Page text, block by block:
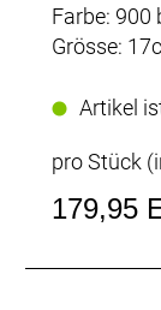
Farbe: 900
Grösse:
Artikel
pro Stück
179,95